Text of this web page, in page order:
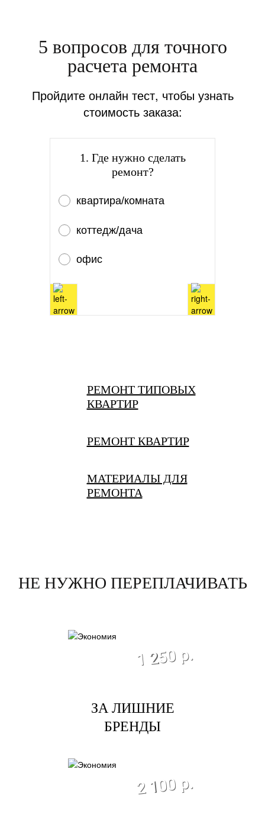
5 вопросов для точного
расчета ремонта
Пройдите онлайн тест, чтобы узнать
стоимость заказа:
1. Где нужно сделать
ремонт?
квартира/комната
коттедж/дача
офис
РЕМОНТ ТИПОВЫХ
КВАРТИР
РЕМОНТ КВАРТИР
МАТЕРИАЛЫ ДЛЯ
РЕМОНТА
НЕ НУЖНО ПЕРЕПЛАЧИВАТЬ
1 250 р.
ЗА ЛИШНИЕ
БРЕНДЫ
2 100 р.